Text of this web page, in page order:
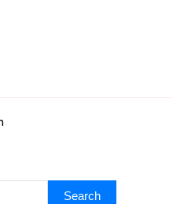
Search